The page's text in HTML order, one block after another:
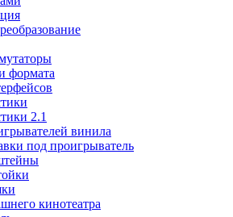
формата
2.1
винила
под проигрыватель
кинотеатра